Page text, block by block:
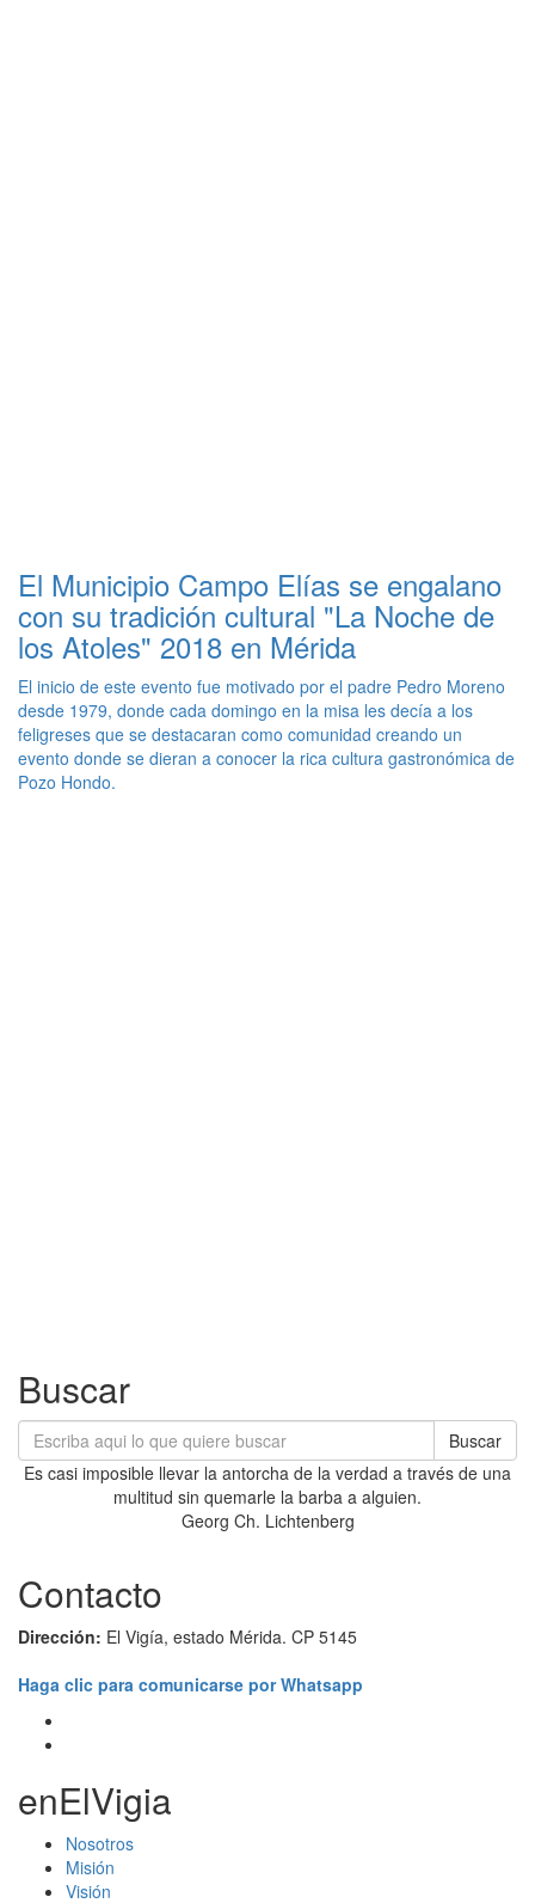
El Municipio Campo Elías se engalano
con su tradición cultural "La Noche de
los Atoles" 2018 en Mérida
El inicio de este evento fue motivado por el padre Pedro Moreno
desde 1979, donde cada domingo en la misa les decía a los
feligreses que se destacaran como comunidad creando un
evento donde se dieran a conocer la rica cultura gastronómica de
Pozo Hondo.
Buscar
Buscar
Es casi imposible llevar la antorcha de la verdad a través de una
multitud sin quemarle la barba a alguien.
Georg Ch. Lichtenberg
Contacto
Dirección: El Vigía, estado Mérida. CP 5145
Haga clic para comunicarse por Whatsapp
enElVigia
Nosotros
Misión
Visión